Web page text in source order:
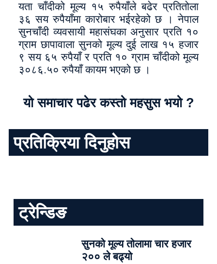
यता चाँदीको मूल्य १५ रुपैयाँले बढेर प्रतितोला
३६ सय रुपैयाँमा कारोबार भईरहेको छ । नेपाल
सुनचाँदी व्यवसायी महासंघका अनुसार प्रति १०
ग्राम छापावाला सुनको मूल्य दुई लाख १५ हजार
९ सय ६५ रुपैयाँ र प्रति १० ग्राम चाँदीको मूल्य
३०८६.५० रुपैयाँ कायम भएको छ ।
यो समाचार पढेर कस्तो महसुस भयो ?
प्रतिक्रिया दिनुहोस
ट्रेन्डिङ
सुनको मूल्य तोलामा चार हजार
२०० ले बढ्यो